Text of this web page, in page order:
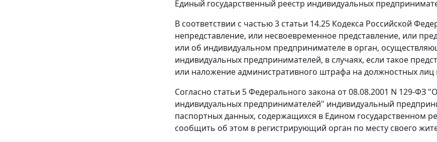
Единый государственный реестр индивидуальных
В соответствии с частью 3 статьи 14.25 Кодекса Российской
непредставление, или несвоевременное представление, или
или об индивидуальном предпринимателе в орган,
индивидуальных предпринимателей, в случаях, если такое
или наложение административного штрафа на должностных лиц
Согласно статьи 5Федерального закона от 08.08.2001 N 129-ФЗ
индивидуальных предпринимателей" индивидуальный
паспортных данных, содержащихся в Едином государственном
сообщить об этом в регистрирующий орган по месту своего